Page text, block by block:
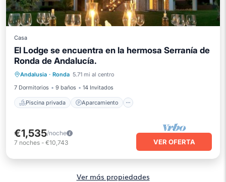
Casa
El Lodge se encuentra en la hermosa Serranía de
Ronda de Andalucía.
Andalusia · Ronda 5.71 mi al centro
7 Dormitorios
9 baños 14 Invitados
Piscina privada Aparcamiento
Piscina privada
Piscina
Balcón/Terraza
€1,535/noche
7 noches - €10,743 VER OFERTA
Ver más propiedades